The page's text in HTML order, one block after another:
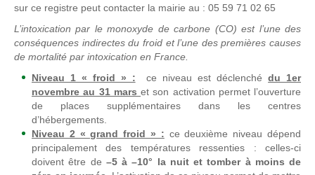
sur ce registre peut contacter la mairie au : 05 59 71 02 65
L’intoxication par le monoxyde de carbone (CO) est l’une des
conséquences indirectes du froid et l’une des premières causes
de mortalité par intoxication en France.
Niveau 1 « froid » : ce niveau est déclenchédu 1er
novembre au 31 mars et son activation permet l’ouverture
de places supplémentaires dans les centres
d’hébergements.
Niveau 2 « grand froid » : ce deuxième niveau dépend
principalement des températures ressenties : celles-ci
doivent être de –5 à –10° la nuit et tomber à moins de